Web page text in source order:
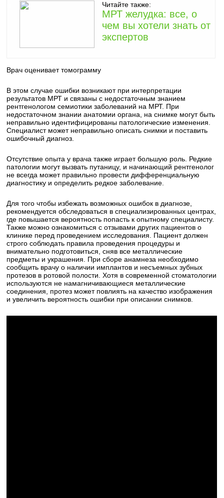
Читайте также:
МРТ желудка: все, о
чем вы хотели знать от
экспертов
Врач оценивает томограмму
В этом случае ошибки возникают при интерпретации
результатов МРТ и связаны с недостаточным знанием
рентгенологом семиотики заболеваний на МРТ. При
недостаточном знании анатомии органа, на снимке могут быть
неправильно идентифицированы патологические изменения.
Специалист может неправильно описать снимки и поставить
ошибочный диагноз.
Отсутствие опыта у врача также играет большую роль. Редкие
патологии могут вызвать путаницу, и начинающий рентгенолог
не всегда может правильно провести дифференциальную
диагностику и определить редкое заболевание.
Для того чтобы избежать возможных ошибок в диагнозе,
рекомендуется обследоваться в специализированных центрах,
где повышается вероятность попасть к опытному специалисту.
Также можно ознакомиться с отзывами других пациентов о
клинике перед проведением исследования. Пациент должен
строго соблюдать правила проведения процедуры и
внимательно подготовиться, сняв все металлические
предметы и украшения. При сборе анамнеза необходимо
сообщить врачу о наличии имплантов и несъемных зубных
протезов в ротовой полости. Хотя в современной стоматологии
используются не намагничивающиеся металлические
соединения, протез может повлиять на качество изображения
и увеличить вероятность ошибки при описании снимков.